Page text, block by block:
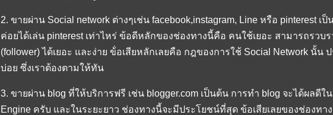
2. ขายผ่าน Social network ต่างๆเช่น facebook,instagram, Line หรือ pinterest เ
ค่อยได้เล่น pinterest เท่าไหร่ ข้อดีหลักของช่องทางนี้คือ คนใช้เยอะ สามารถรวบ
(follower) ได้เยอะ และง่าย ข้่อเสียหลักเลยคือ กฎของการใช้ Social Network นั้น
บ่อย ซึ่งเราต้องตามให้ทัน
3. ขายผ่าน blog ที่ให้บริการฟรี เช่น blogger.com เป็นต้น การทำ blog จะได้ผลดีใ
Engine ครับ และในระยะยาว ช่องทางนี้จะมีประโยชน์ที่สุด ข้อเสียเลยของช่องทา